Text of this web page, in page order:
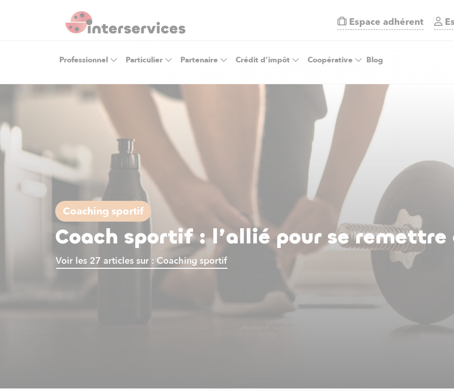
Espace adhérent
Professionnel Particulier Partenaire Crédit d’impôt Coopérative Blog
Coaching sportif
Coach sportif : l’allié pour se
Voir les 27 articles sur : Coaching sportif